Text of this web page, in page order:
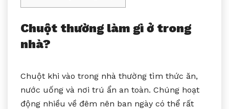
Chuột thường làm gì ở trong
nhà?
Chuột khi vào trong nhà thường tìm thức ăn,
nước uống và nơi trú ẩn an toàn. Chúng hoạt
động nhiều về đêm nên ban ngày có thể rất